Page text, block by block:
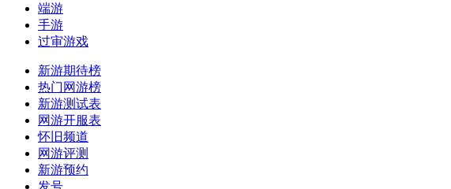
端游
手游
过审游戏
新游期待榜
热门网游榜
新游测试表
网游开服表
怀旧频道
网游评测
新游预约
发号